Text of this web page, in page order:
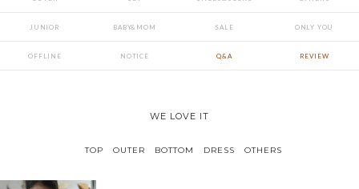
JUNIOR BABY&MOM SALE ONLY YOU
OFFLINE NOTICE Q&A REVIEW
WE LOVE IT
TOP OUTER BOTTOM DRESS OTHERS